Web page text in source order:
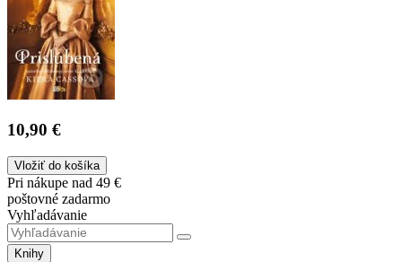
10,90 €
Vložiť do košíka
Pri nákupe nad 49 €
poštovné zadarmo
Vyhľadávanie
Knihy